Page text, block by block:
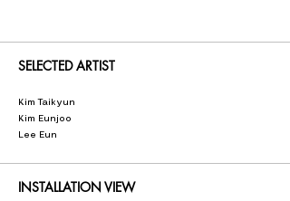
‘Musing Slowly’ aims to intrigue by showcasing works
decipher complex conceptual narratives.
These three artists will present works that invite
artwork intuitively, without requiring extensive
analysis. In this exhibition, viewers will have the
opportunity to immerse themselves in the comforting
SELECTED ARTIST
Kim Taikyun
Kim Eunjoo
Lee Eun
INSTALLATION VIEW